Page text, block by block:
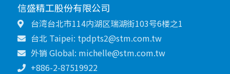
信盛精工股份有限公司
台湾台北市114内湖区瑞湖街103号6楼之1
台北 Taipei: tpdpts2@stm.com.tw
外销 Global: michelle@stm.com.tw
+886-2-87519922